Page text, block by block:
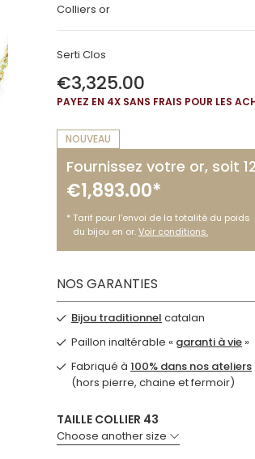
Colliers or
Serti Clos
€3,325.00
PAYEZ EN 4X SANS FRAIS POUR LES
NOUVEAU
Fournissez votre or, soit
€1,893.00*
Tarif pour l’envoi de la totalité du poids
du bijou en or.Voir conditions.
NOS GARANTIES
Bijou traditionnel catalan
Paillon inaltérable « garanti à vie »
Fabriqué à 100% dans nos ateliers
(hors pierre, chaine et fermoir)
TAILLE COLLIER 43
Choose another size